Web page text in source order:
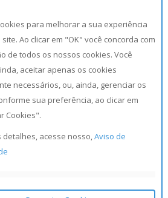
POMAROLA LATA 340G
NCM:2103.20.10
EAN: 7896036094969
para melhorar a sua experiência
Ao clicar em "OK" você concorda com
de todos os nossos cookies. Você
aceitar apenas os cookies
necessários, ou, ainda, gerenciar os
sua preferência, ao clicar em
Cookies".
detalhes, acesse nosso,Aviso de